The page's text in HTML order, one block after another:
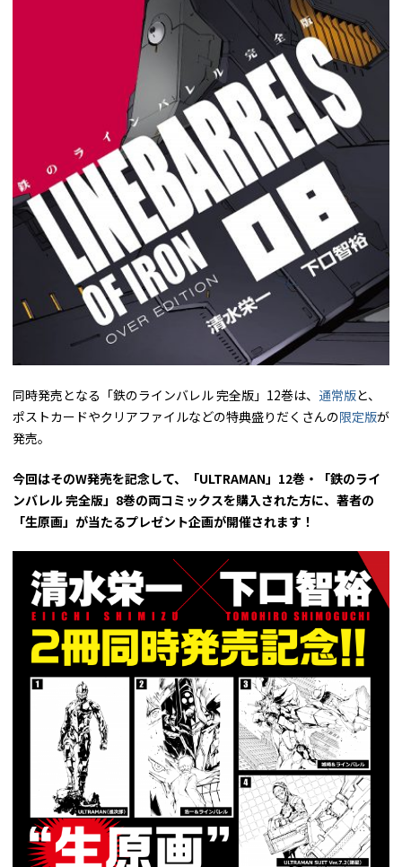
同時発売となる「鉄のラインバレル 完全版」12巻は、 通常版と、
ポストカードやクリアファイルなどの特典盛りだくさんの限定版が
発売。
今回はそのW発売を記念して、「ULTRAMAN」12巻・「鉄のライ
ンバレル 完全版」8巻の両コミックスを購入された方に、著者の
「生原画」が当たるプレゼント企画が開催されます！